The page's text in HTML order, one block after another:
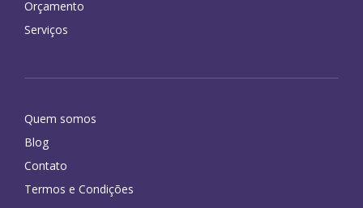
Orçamento
Serviços
Quem somos
Blog
Contato
Termos e Condições